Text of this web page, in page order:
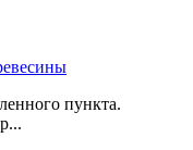
пункта.